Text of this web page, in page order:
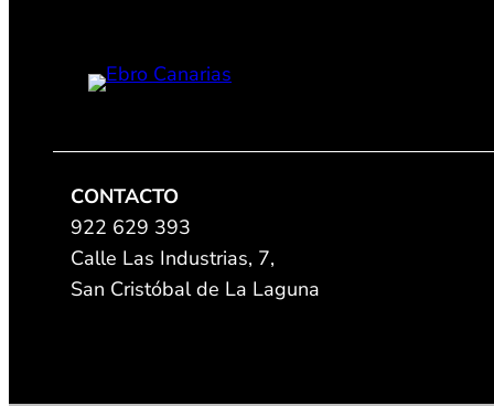
CONTACTO
922 629 393
Calle Las Industrias, 7,
San Cristóbal de La Laguna